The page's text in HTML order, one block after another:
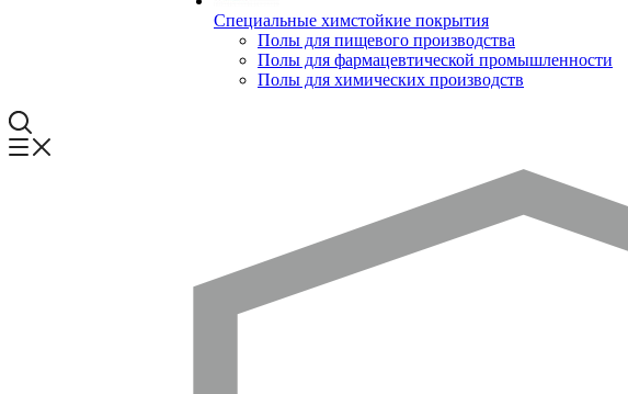
Специальные химстойкие покрытия
Полы для пищевого производства
Полы для фармацевтической промышленности
Полы для химических производств